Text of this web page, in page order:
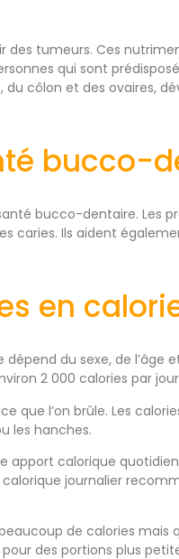
des tumeurs. Ces
qui sont
côlon et des ovaires,
bucco-
bucco-dentaire. Les
caries. Ils aident
en
du sexe, de l’âge
2 000 calories par
que l’on brûle. Les
les hanches.
calorique
journalier
de calories mais
des portions plus